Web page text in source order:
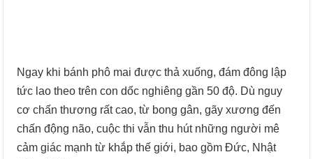
Ngay khi bánh phô mai được thả xuống, đám đông lập
tức lao theo trên con dốc nghiêng gần 50 độ. Dù nguy
cơ chấn thương rất cao, từ bong gân, gãy xương đến
chấn động não, cuộc thi vẫn thu hút những người mê
cảm giác mạnh từ khắp thế giới, bao gồm Đức, Nhật